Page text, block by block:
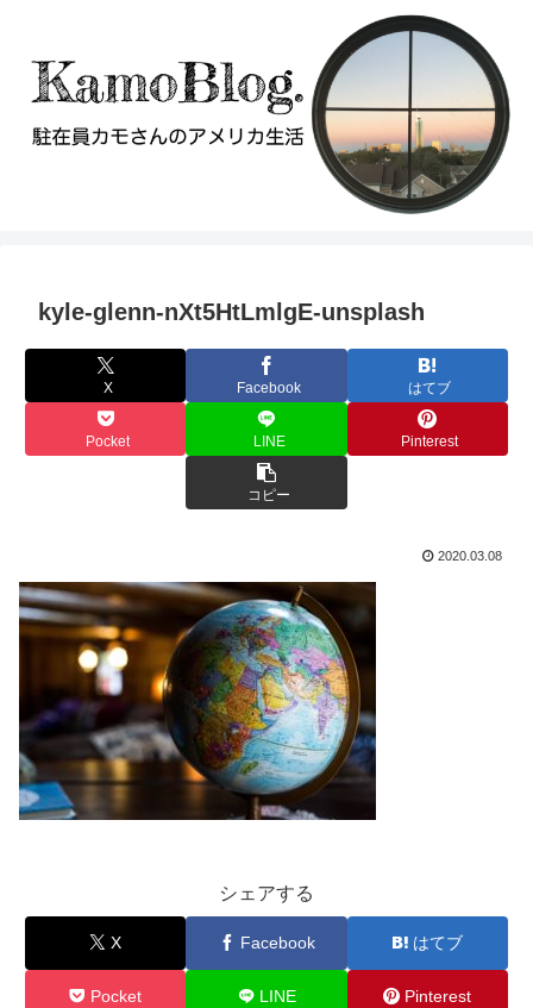
kyle-glenn-nXt5HtLmlgE-unsplash
X Facebook はてブ
Pocket LINE Pinterest
コピー
2020.03.08
シェアする
X Facebook はてブ
Pocket LINE Pinterest